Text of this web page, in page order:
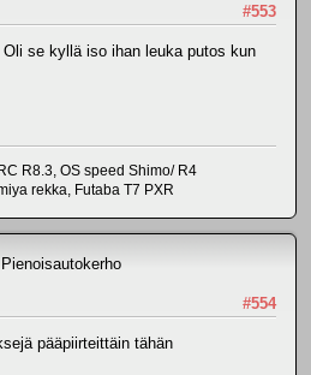
#553
se kyllä iso ihan leuka putos kun
R8.3, OS speed Shimo/ R4
rekka, Futaba T7 PXR
#554
pääpiirteittäin tähän